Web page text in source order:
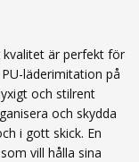
kvalitet är perfekt för
läderimitation på
och stilrent
och skydda
i gott skick. En
vill hålla sina